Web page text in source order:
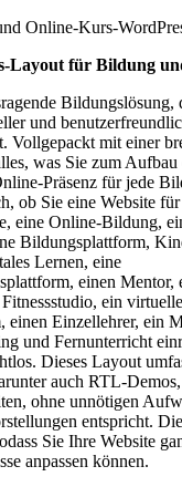
Layout für Bildung
Bildungslösung,
und
Vollgepackt mit einer
was Sie zum Aufbau
Präsenz für jede
ob Sie eine Website
eine Online-Bildung,
Bildungsplattform,
Lernen, eine
einen Mentor,
ein
einen Einzellehrer, ein
und Fernunterricht
Dieses Layout
auch RTL-
ohne unnötigen
entspricht.
Sie Ihre Website
anpassen können.